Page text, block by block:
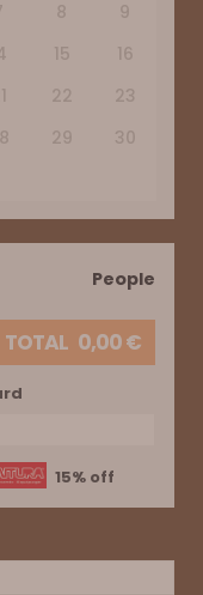
8
9
15
16
22
23
29
30
People
TOTAL 0,00€
15% off